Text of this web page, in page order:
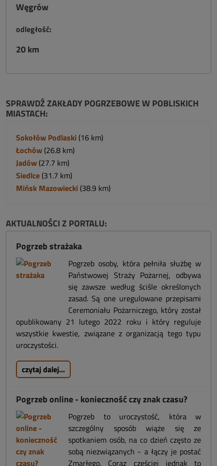
Węgrów
odległość:
20 km
SPRAWDŹ ZAKŁADY POGRZEBOWE W POBLISKICH
MIASTACH:
Sokołów Podlaski (16 km)
Łochów (26.8 km)
Jadów (27.7 km)
Siedlce (31.7 km)
Mińsk Mazowiecki (38.9 km)
AKTUALNOŚCI Z PORTALU:
Pogrzeb strażaka
Pogrzeb osoby, która pełniła służbę w
Państwowej Straży Pożarnej, odbywa
się zawsze według ściśle określonych
zasad. Są one uregulowane przepisami
Ceremoniału Pożarniczego, który został
opublikowany 21 lutego 2022 roku i który reguluje
wszystkie kwestie, związane z organizacją tego typu
uroczystości.
czytaj dalej...
Pogrzeb online - konieczność czy znak czasu?
Pogrzeb to uroczystość, która w
szczególny sposób wiąże się ze
spotkaniem osób, na co dzień często ze
sobą niezwiązanych - a łączy je postać
Zmarłego. Coraz częściej jednak to